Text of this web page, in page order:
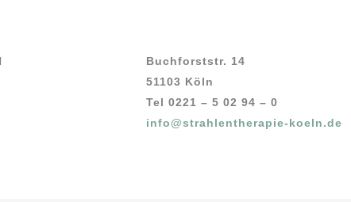
Buchforststr. 14
51103 Köln
Tel 0221 – 5 02 94 – 0
info@strahlentherapie-koeln.de